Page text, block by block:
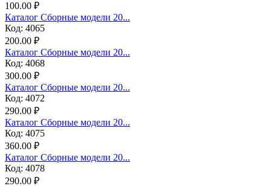
100.00 ₽
Каталог Сборные модели 20...
Код: 4065
200.00 ₽
Каталог Сборные модели 20...
Код: 4068
300.00 ₽
Каталог Сборные модели 20...
Код: 4072
290.00 ₽
Каталог Сборные модели 20...
Код: 4075
360.00 ₽
Каталог Сборные модели 20...
Код: 4078
290.00 ₽